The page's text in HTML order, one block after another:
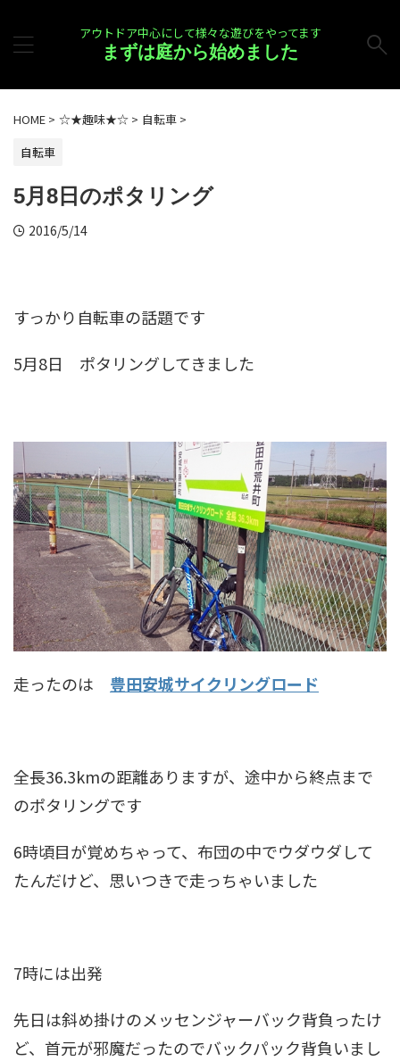
アウトドア中心にして様々な遊びをやってます
まずは庭から始めました
HOME > ☆★趣味★☆ > 自転車 >
自転車
5月8日のポタリング
2016/5/14
すっかり自転車の話題です
5月8日 ポタリングしてきました
走ったのは 豊田安城サイクリングロード
全長36.3kmの距離ありますが、途中から終点まで
のポタリングです
6時頃目が覚めちゃって、布団の中でウダウダして
たんだけど、思いつきで走っちゃいました
7時には出発
先日は斜め掛けのメッセンジャーバック背負ったけ
ど、首元が邪魔だったのでバックパック背負いまし